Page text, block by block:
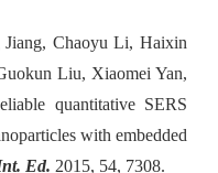
Chaoyu Li, Haixin
Liu, Xiaomei Yan,
quantitative SERS
with embedded
. Ed. 2015, 54, 7308.